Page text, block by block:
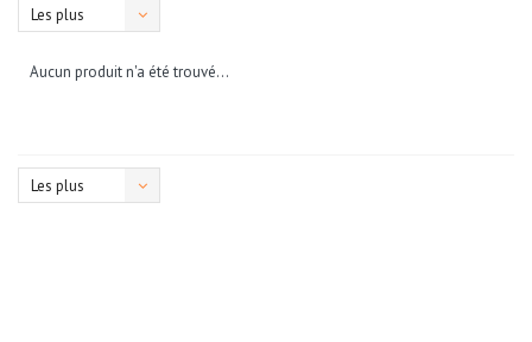
Les plus
Aucun produit n'a été trouvé...
Les plus